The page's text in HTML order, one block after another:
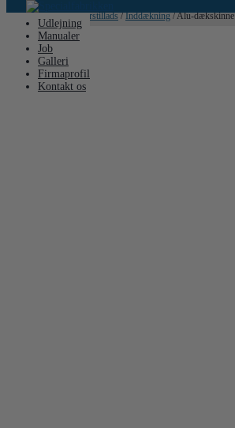
Udlejning
Manualer
Job
Galleri
Firmaprofil
Kontakt os
Hjem/Stillads/Murerstillads/Inddækning/ Alu-dækskinne